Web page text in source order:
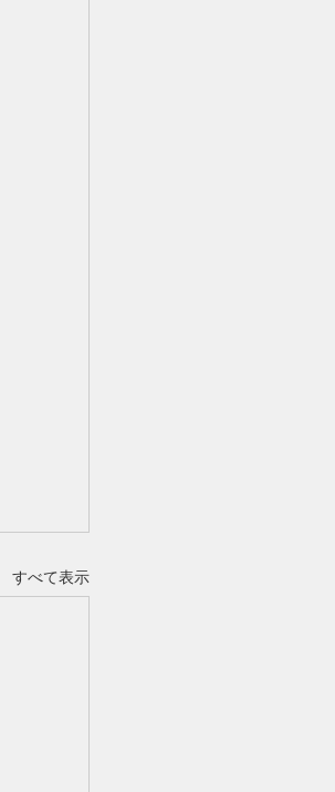
すべて表示